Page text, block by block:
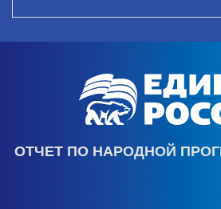
ОТЧЕТ ПО НАРОДНОЙ